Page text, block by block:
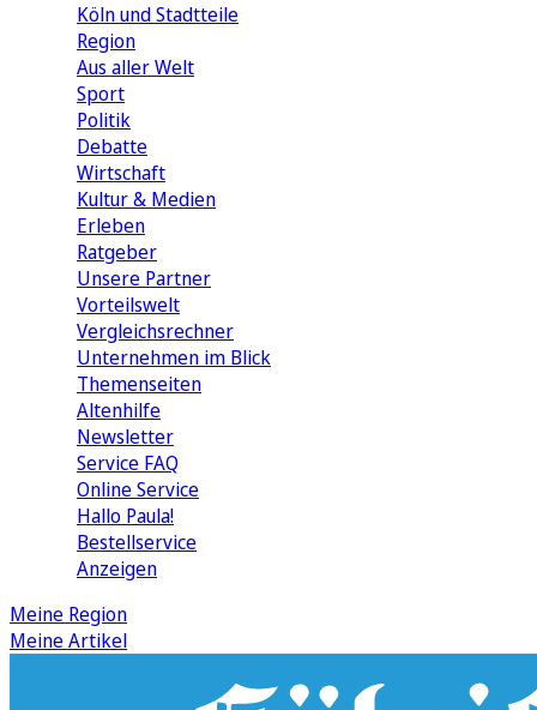
Köln und Stadtteile
Region
Aus aller Welt
Sport
Politik
Debatte
Wirtschaft
Kultur & Medien
Erleben
Ratgeber
Unsere Partner
Vorteilswelt
Vergleichsrechner
Unternehmen im Blick
Themenseiten
Altenhilfe
Newsletter
Service FAQ
Online Service
Hallo Paula!
Bestellservice
Anzeigen
Meine Region
Meine Artikel